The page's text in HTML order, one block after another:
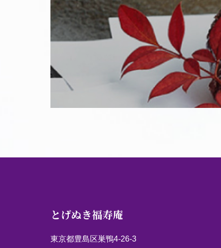
とげぬき福寿庵
東京都豊島区巣鴨4-26-3